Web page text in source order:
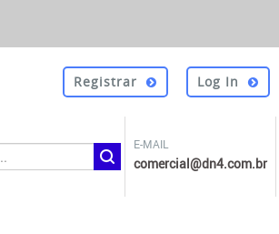
Registrar Log In
E-MAIL
comercial@dn4.com.br